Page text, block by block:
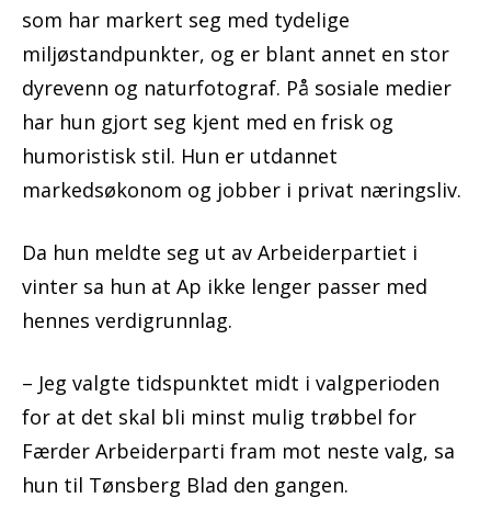
som har markert seg med tydelige
miljøstandpunkter, og er blant annet en stor
dyrevenn og naturfotograf. På sosiale medier
har hun gjort seg kjent med en frisk og
humoristisk stil. Hun er utdannet
markedsøkonom og jobber i privat næringsliv.
Da hun meldte seg ut av Arbeiderpartiet i
vinter sa hun at Ap ikke lenger passer med
hennes verdigrunnlag.
– Jeg valgte tidspunktet midt i valgperioden
for at det skal bli minst mulig trøbbel for
Færder Arbeiderparti fram mot neste valg, sa
hun til Tønsberg Blad den gangen.